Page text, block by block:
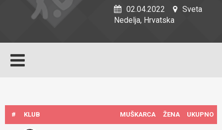
02.04.2022
Sveta
Nedelja, Hrvatska
# KLUB MUŠKARCA ŽENA UKUPNO